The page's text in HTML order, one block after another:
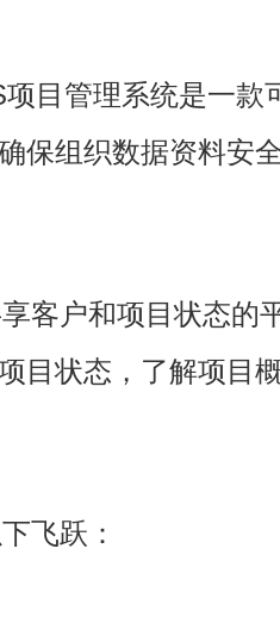
项目管理系统是一款
保组织数据资料安
客户和项目状态的
目状态，了解项目概
飞跃：